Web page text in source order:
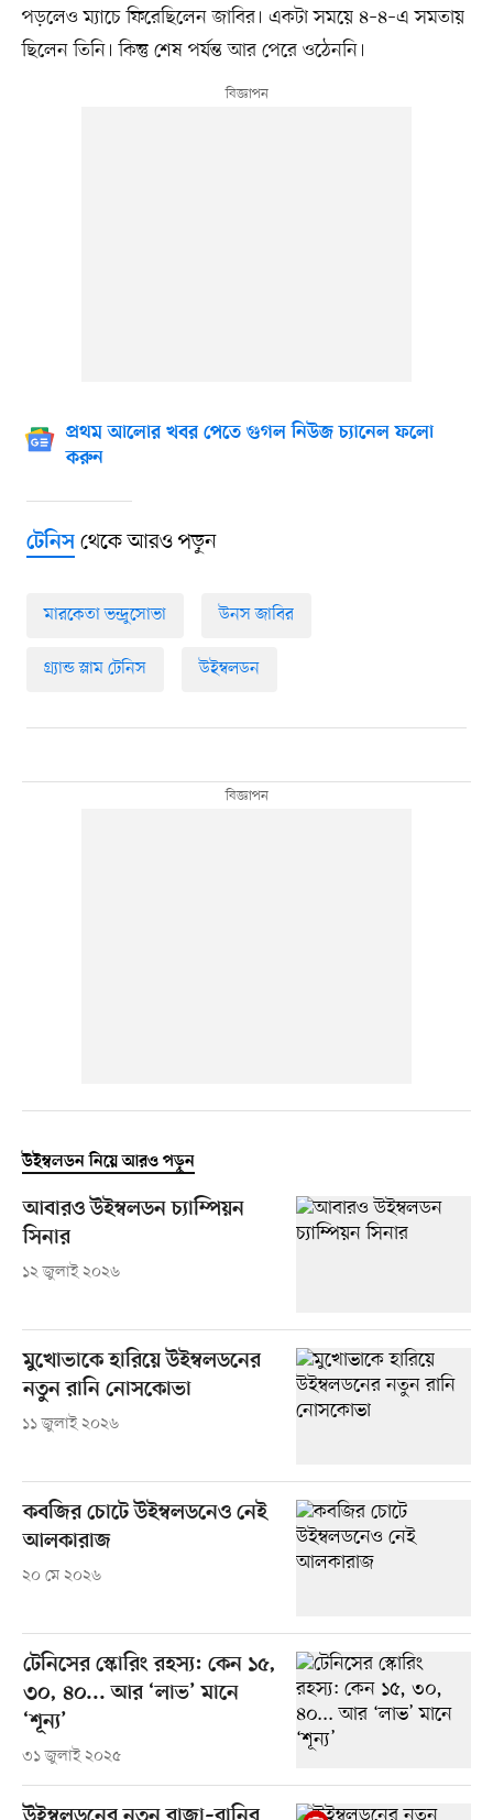
পড়লেও ম্যাচে ফিরেছিলেন জাবির। একটা সময়ে ৪–৪–এ সমতায়
ছিলেন তিনি। কিন্তু শেষ পর্যন্ত আর পেরে ওঠেননি।
প্রথম আলোর খবর পেতে গুগল নিউজ চ্যানেল ফলো
করুন
টেনিসথেকে আরও পড়ুন
মারকেতা ভন্দ্রুসোভা উনস জাবির
গ্র্যান্ড স্লাম টেনিস উইম্বলডন
উইম্বলডন নিয়ে আরও পড়ুন
আবারও উইম্বলডন চ্যাম্পিয়ন
সিনার
১২ জুলাই ২০২৬
মুখোভাকে হারিয়ে উইম্বলডনের
নতুন রানি নোসকোভা
১১ জুলাই ২০২৬
কবজির চোটে উইম্বলডনেও নেই
আলকারাজ
২০ মে ২০২৬
টেনিসের স্কোরিং রহস্য: কেন ১৫,
৩০, ৪০... আর ‘লাভ’ মানে
‘শূন্য’
৩১ জুলাই ২০২৫